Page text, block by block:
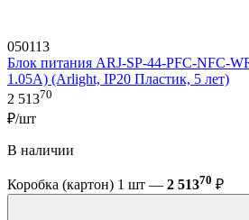
050113
Блок питания ARJ-SP-44-PFC-NFC-
1.05A) (Arlight, IP20 Пластик, 5 лет)
2 51370
₽/шт
В наличии
Коробка (картон) 1 шт — 2 51370 ₽